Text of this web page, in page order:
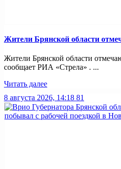
Жители Брянской области
Жители Брянской области
сообщает РИА «Стрела» . ...
Читать далее
8 августа 2026, 14:18 81